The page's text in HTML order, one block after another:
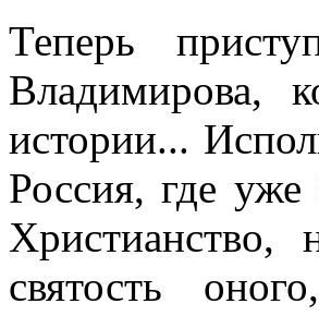
Теперь
Владимирова,
истории...
Россия, где уже
Христианство,
святость